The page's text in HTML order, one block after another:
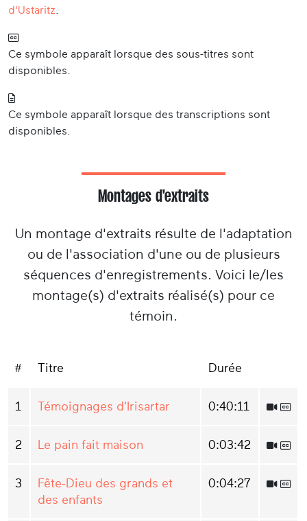
d'Ustaritz
Ce symbole apparaît lorsque des sous-titres sont
disponibles.
Ce symbole apparaît lorsque des transcriptions sont
disponibles.
Montages d'extraits
Un montage d'extraits résulte de l'adaptation
ou de l'association d'une ou de plusieurs
séquences d'enregistrements. Voici le/les
montage(s) d'extraits réalisé(s) pour ce
témoin.
# Titre Durée
1 Témoignages d'Irisartar 0:40:11
2 Le pain fait maison 0:03:42
3
Fête-Dieu des grands et
des enfants
0:04:27